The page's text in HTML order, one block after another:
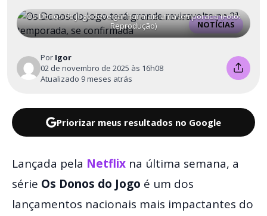
NOTÍCIAS
Os Donos do Jogo deve ganhar mais uma temporada (Foto:
Reprodução)
Por Igor
02 de novembro de 2025 às 16h08
Atualizado 9 meses atrás
Priorizar meus resultados no Google
Lançada pela Netflix na última semana, a
série Os Donos do Jogo é um dos
lançamentos nacionais mais impactantes do